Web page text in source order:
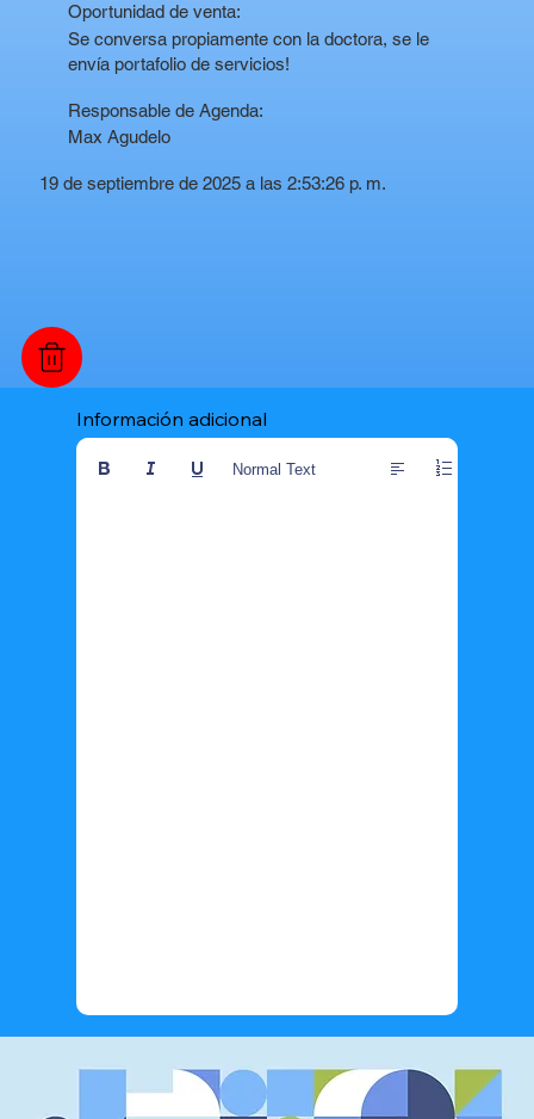
Oportunidad de venta:
Se conversa propiamente con la doctora, se le
envía portafolio de servicios!
Responsable de Agenda:
Max Agudelo
19 de septiembre de 2025 a las 2:53:26 p. m.
Información adicional
Normal Text